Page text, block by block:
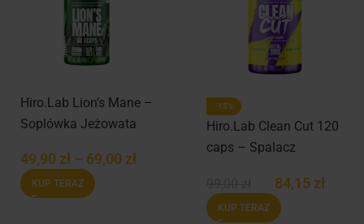
Hiro.Lab Lion’s Mane –
Soplówka Jeżowata
49,90 zł – 69,00 zł
KUP TERAZ
-15%
Hiro.Lab Clean Cut 120
caps – Spalacz
84,15 zł
KUP TERAZ